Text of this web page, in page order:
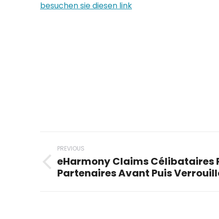
besuchen sie diesen link
Post
navigation
PREVIOUS
Previous
eHarmony Claims Célibataires
Partenaires Avant Puis